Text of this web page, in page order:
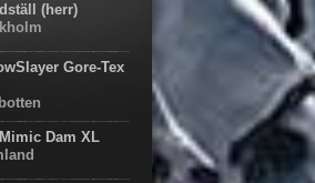
(herr)
Gore-Tex
Dam XL